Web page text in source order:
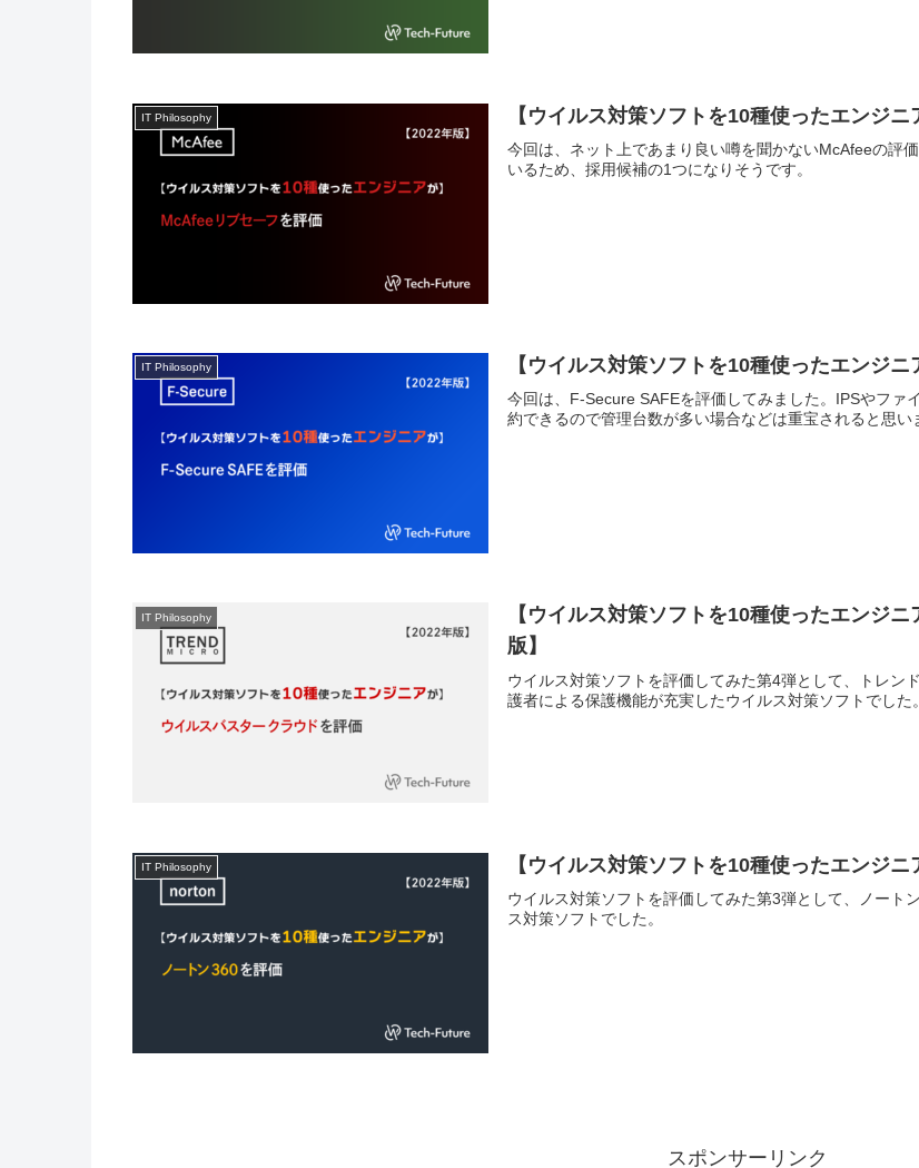
IT Philosophy 【ウイルス対策ソフトを10種使ったエンジ
今回は、ネット上であまり良い噂を聞かないMcAfeeの評
いるため、採用候補の1つになりそうです。
IT Philosophy 【ウイルス対策ソフトを10種使ったエンジ
今回は、F-Secure SAFEを評価してみました。IPSやファ
約できるので管理台数が多い場合などは重宝されると思い
IT Philosophy
【ウイルス対策ソフトを10種使ったエンジ
版】
ウイルス対策ソフトを評価してみた第4弾として、トレン
護者による保護機能が充実したウイルス対策ソフトでした。
IT Philosophy 【ウイルス対策ソフトを10種使ったエンジ
ウイルス対策ソフトを評価してみた第3弾として、ノー
ス対策ソフトでした。
スポンサーリンク